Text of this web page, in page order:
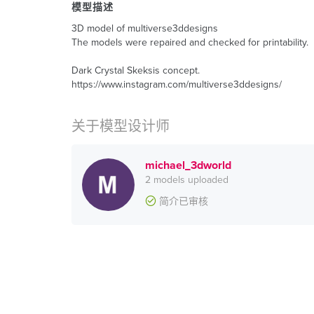
模型描述
3D model of multiverse3ddesigns
The models were repaired and checked for printability.
Dark Crystal Skeksis concept.
https://www.instagram.com/multiverse3ddesigns/
关于模型设计师
michael_3dworld
2 models uploaded
简介已审核